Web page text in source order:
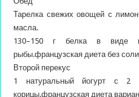
Тарелка свежих овощей с
масла.
130–150 г белка в виде
рыбы.французская диета без соли
Второй перекус
1 натуральный йогурт с
корицы.французская диета